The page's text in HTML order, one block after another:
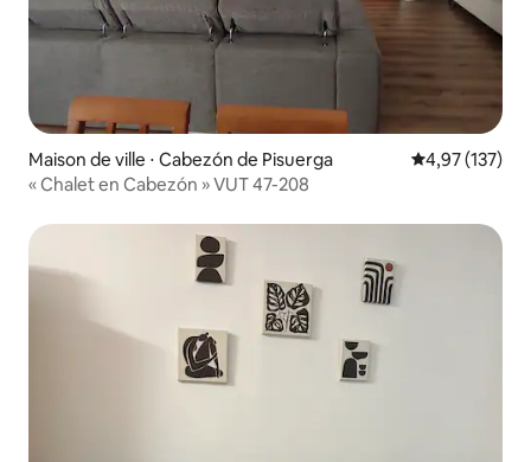
Maison de ville ⋅ Cabezón de Pisuerga Évaluation
4,97 (137)
« Chalet en Cabezón » VUT 47-208